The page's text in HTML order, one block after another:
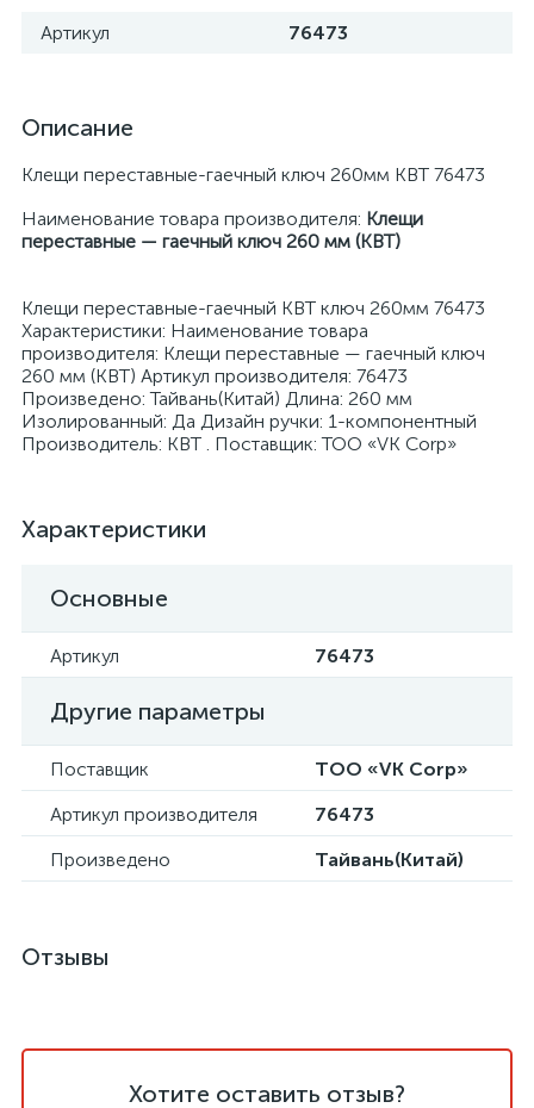
Артикул 76473
Описание
Клещи переставные-гаечный ключ 260мм КВТ 76473
Наименование товара производителя: Клещи
переставные — гаечный ключ 260 мм (КВТ)
Клещи переставные-гаечный КВТ ключ 260мм 76473
Характеристики: Наименование товара
производителя: Клещи переставные — гаечный ключ
260 мм (КВТ) Артикул производителя: 76473
Произведено: Тайвань(Китай) Длина: 260 мм
Изолированный: Да Дизайн ручки: 1-компонентный
Производитель: КВТ . Поставщик: ТОО «VK Corp»
Характеристики
Основные
Артикул 76473
Другие параметры
Поставщик
ТОО «VK Corp»
Артикул производителя
76473
Произведено
Тайвань(Китай)
Отзывы
Хотите оставить отзыв?